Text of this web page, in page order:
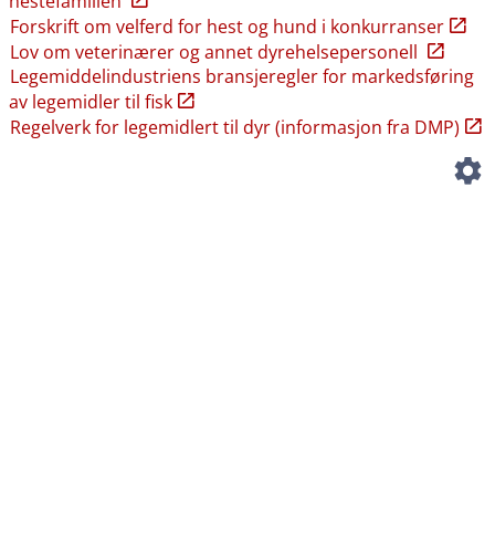
Forskrift om velferd for hest og hund i konkurranser
Lov om veterinærer og annet dyrehelsepersonell
Legemiddelindustriens bransjeregler for markedsføring
av legemidler til fisk
Regelverk for legemidlert til dyr (informasjon fra DMP)